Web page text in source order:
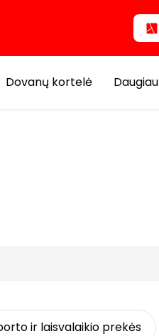
Dovanų kortelė Daugiau
ir laisvalaikio prekės